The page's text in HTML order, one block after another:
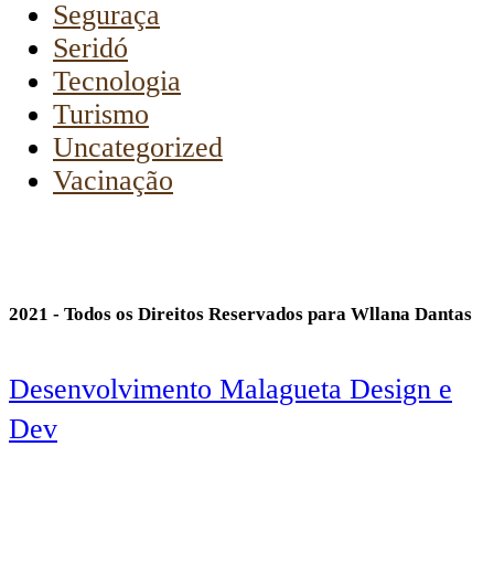
Seguraça
Seridó
Tecnologia
Turismo
Uncategorized
Vacinação
2021 - Todos os Direitos Reservados para Wllana Dantas
Desenvolvimento Malagueta Design e
Dev